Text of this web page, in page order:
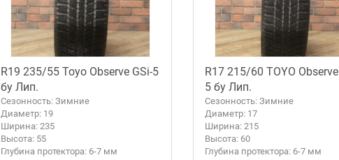
R19 235/55 Toyo Observe GSi-5
бу Лип.
Сезонность: Зимние
Диаметр: 19
Ширина: 235
Высота: 55
Глубина протектора: 6-7 мм
R17 215/60 TOYO
5 бу Лип.
Сезонность: Зимние
Диаметр: 17
Ширина: 215
Высота: 60
Глубина протектора: 6-7 мм